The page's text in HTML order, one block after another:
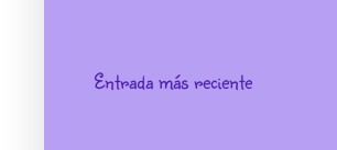
Entrada más reciente